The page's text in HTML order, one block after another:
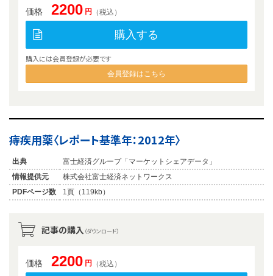
価格 2200 円 （税込）
購入する
購入には会員登録が必要です
会員登録はこちら
痔疾用薬〈レポート基準年：2012年〉
出典
富士経済グループ「マーケットシェアデータ」
情報提供元
株式会社富士経済ネットワークス
PDFページ数
1頁（119kb）
記事の購入 （ダウンロード）
価格 2200 円 （税込）